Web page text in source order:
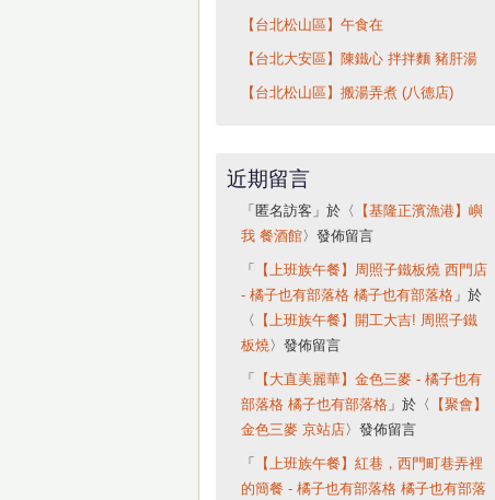
【台北松山區】午食在
【台北大安區】陳鐵心 拌拌麵 豬肝湯
【台北松山區】搬湯弄煮 (八德店)
近期留言
「 匿名訪客 」於〈
【基隆正濱漁港】嶼
我 餐酒館〉發佈留言
「
【上班族午餐】周照子鐵板燒 西門店
- 橘子也有部落格 橘子也有部落格」於
〈
【上班族午餐】開工大吉! 周照子鐵
板燒〉發佈留言
「
【大直美麗華】金色三麥 - 橘子也有
部落格 橘子也有部落格」於〈
【聚會】
金色三麥 京站店 〉發佈留言
「
【上班族午餐】紅巷，西門町巷弄裡
的簡餐 - 橘子也有部落格 橘子也有部落